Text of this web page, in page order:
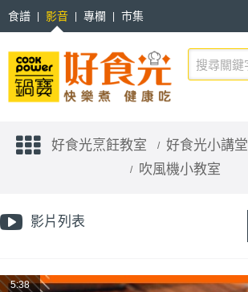
食譜 影音 專欄
市集
好食光烹飪教室 好食光小講堂
吹風機小教室
影片列表
5:38